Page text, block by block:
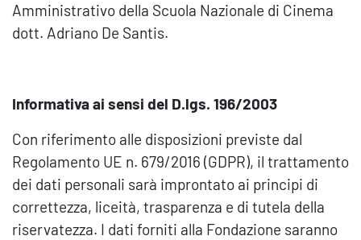
Amministrativo della Scuola Nazionale di Cinema
dott. Adriano De Santis.
Informativa ai sensi del D.lgs. 196/2003
Con riferimento alle disposizioni previste dal
Regolamento UE n. 679/2016 (GDPR), il trattamento
dei dati personali sarà improntato ai principi di
correttezza, liceità, trasparenza e di tutela della
riservatezza. I dati forniti alla Fondazione saranno